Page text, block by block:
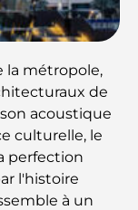
la métropole,
de
acoustique
culturelle, le
perfection
l'histoire
à un